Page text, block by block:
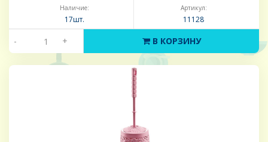
Наличие:
17шт.
Артикул:
11128
- + В КОРЗИНУ